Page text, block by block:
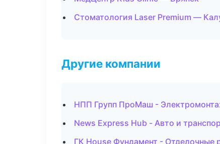
Стоматология Laser Premium —
Другие компании
НПП Групп ПроМаш -
News Express Hub - Авто и
ГК House Фундамент - Отделочные